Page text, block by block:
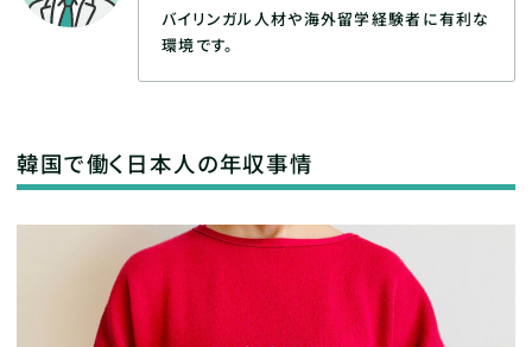
バイリンガル人材や海外留学経験者に有利な
環境です。
韓国で働く日本人の年収事情